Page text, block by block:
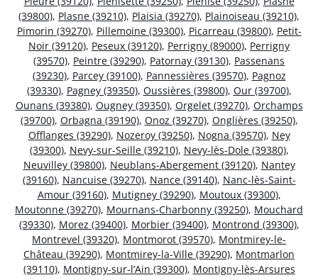
(39800), Plasne (39210), Plaisia (39270), Plainoiseau (39210),
Pimorin (39270), Pillemoine (39300), Picarreau (39800), Petit-
Noir (39120), Peseux (39120), Perrigny (89000), Perrigny
(39570), Peintre (39290), Patornay (39130), Passenans
(39230), Parcey (39100), Pannessières (39570), Pagnoz
(39330), Pagney (39350), Oussières (39800), Our (39700),
Ounans (39380), Ougney (39350), Orgelet (39270), Orchamps
(39700), Orbagna (39190), Onoz (39270), Onglières (39250),
Offlanges (39290), Nozeroy (39250), Nogna (39570), Ney
(39300), Nevy-sur-Seille (39210), Nevy-lès-Dole (39380),
Neuvilley (39800), Neublans-Abergement (39120), Nantey
(39160), Nancuise (39270), Nance (39140), Nanc-lès-Saint-
Amour (39160), Mutigney (39290), Moutoux (39300),
Moutonne (39270), Mournans-Charbonny (39250), Mouchard
(39330), Morez (39400), Morbier (39400), Montrond (39300),
Montrevel (39320), Montmorot (39570), Montmirey-le-
Château (39290), Montmirey-la-Ville (39290), Montmarlon
(39110), Montigny-sur-l’Ain (39300), Montigny-lès-Arsures